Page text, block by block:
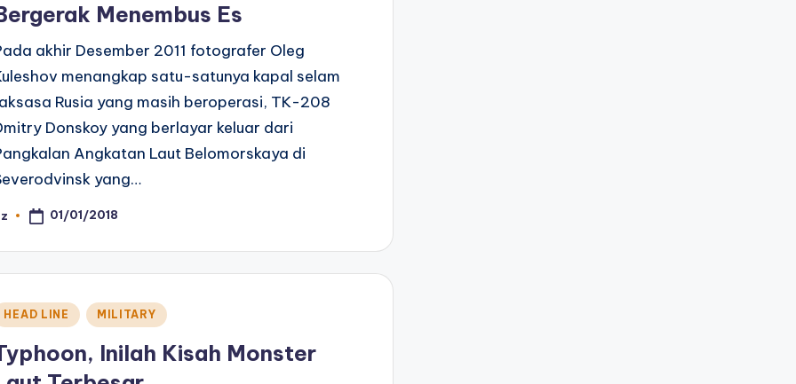
Menembus Es
akhir Desember 2011 fotografer Oleg
menangkap satu-satunya kapal selam
Rusia yang masih beroperasi, TK-208
Donskoy yang berlayar keluar dari
Angkatan Laut Belomorskaya di
yang…
01/01/2018
HEAD LINE MILITARY
Inilah Kisah Monster